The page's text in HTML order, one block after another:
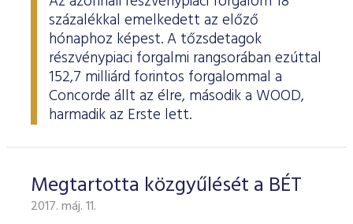
százalékkal emelkedett az előző
hónaphoz képest. A tőzsdetagok
részvénypiaci forgalmi rangsorában ezúttal
152,7 milliárd forintos forgalommal a
Concorde állt az élre, második a WOOD,
harmadik az Erste lett.
Megtartotta közgyűlését a BÉT
2017. máj. 11.